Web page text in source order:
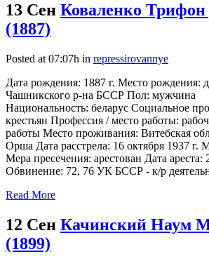
13 Сен Коваленко
(1887)
Posted at 07:07h in repressirovannye
Дата рождения: 1887 г. Место рождения:
Чашникского р-на БССР Пол: мужчина
Национальность: беларус Социальное
крестьян Профессия / место работы:
работы Место проживания: Витебская
Орша Дата расстрела: 16 октября 1937 г.
Мера пресечения: арестован Дата ареста:
Обвинение: 72, 76 УК БССР - к/р
Read More
12 Сен Качинский Наум
(1899)